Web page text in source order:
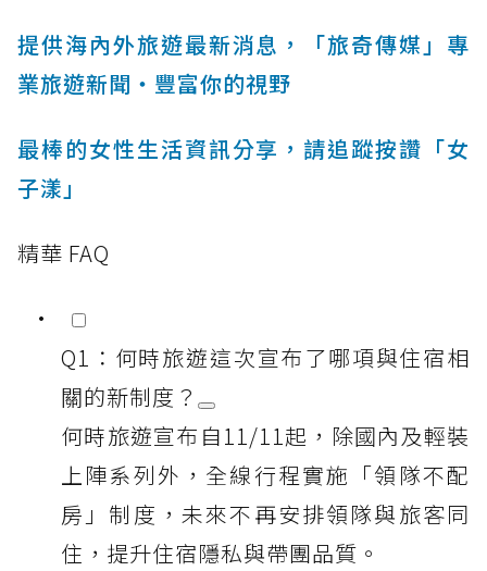
提供海內外旅遊最新消息，「旅奇傳媒」專
業旅遊新聞‧豐富你的視野
最棒的女性生活資訊分享，請追蹤按讚「女
子漾」
精華 FAQ
Q1：何時旅遊這次宣布了哪項與住宿相
關的新制度？
何時旅遊宣布自11/11起，除國內及輕裝
上陣系列外，全線行程實施「領隊不配
房」制度，未來不再安排領隊與旅客同
住，提升住宿隱私與帶團品質。